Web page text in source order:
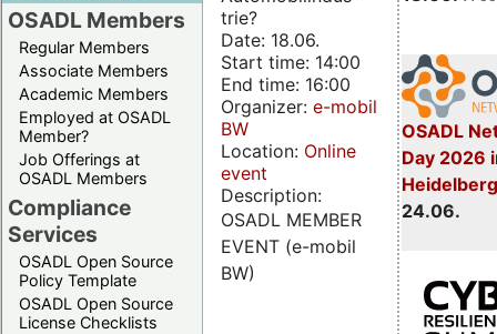
OSADL Members
Regular Members
Associate Members
Academic Members
Employed at OSADL
Member?
Job Offerings at
OSADL Members
Compliance
Services
OSADL Open Source
Policy Template
OSADL Open Source
License Checklists
OSADL
Day 2026
24.06.
trie?
Date: 18.06.
Start time: 14:00
End time: 16:00
Organizer: e-mobil
BW
Location: Online
event
Description:
OSADL MEMBER
EVENT (e-mobil
BW)